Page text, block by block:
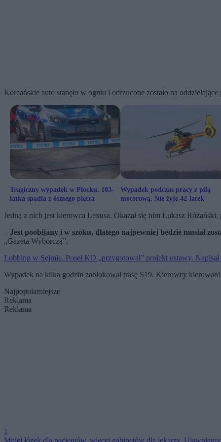
Koreańskie auto stanęło w ogniu i odrzucone zostało na
Tragiczny wypadek w Płocku. 103-
latka spadła z ósmego piętra
Wypadek podczas pracy z piłą
motorową. Nie żyje 42-latek
Jedną z nich jest kierowca Lexusa. Okazał się nim Łukasz
– Jest poobijany i w szoku, dlatego najpewniej będzie musiał
„Gazetą Wyborczą”.
Lobbing w Sejmie. Poseł KO „przygotował” projekt ustawy.
Wypadek na kilka godzin zablokował trasę S19. Kierowcy
Najpopularniejsze
Reklama
Reklama
1